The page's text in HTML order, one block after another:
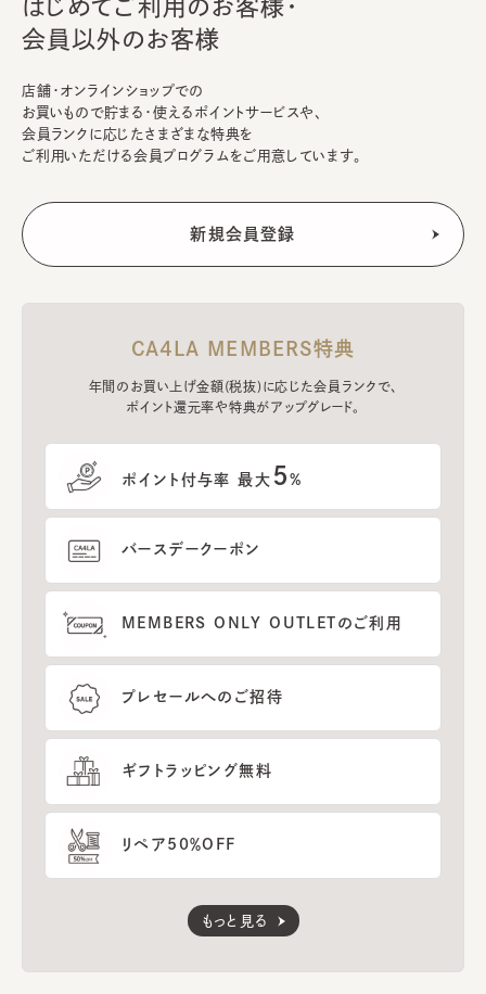
はじめてご利用のお客様・
会員以外のお客様
店舗・オンラインショップでの
お買いもので貯まる・使えるポイントサービスや、
会員ランクに応じたさまざまな特典を
ご利用いただける会員プログラムをご用意しています。
CA4LA MEMBERS特典
年間のお買い上げ金額(税抜)に応じた会員ランクで、
ポイント還元率や特典がアップグレード。
ポイント付与率 最大 5%
バースデークーポン
MEMBERS ONLY OUTLETのご利用
プレセールへのご招待
ギフトラッピング無料
リペア50％OFF
もっと見る